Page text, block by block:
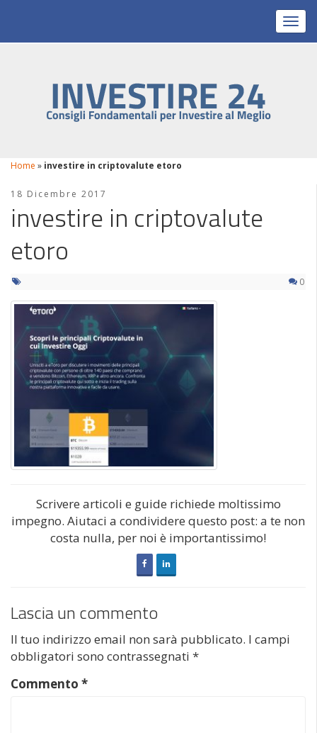
Home » investire in criptovalute etoro
18 Dicembre 2017
investire in criptovalute
etoro
0
Scrivere articoli e guide richiede moltissimo
impegno. Aiutaci a condividere questo post: a te non
costa nulla, per noi è importantissimo!
Lascia un commento
Il tuo indirizzo email non sarà pubblicato. I campi
obbligatori sono contrassegnati *
Commento *